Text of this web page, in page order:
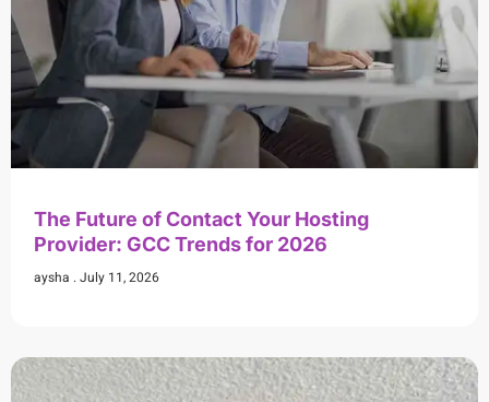
The Future of Contact Your Hosting
Provider: GCC Trends for 2026
aysha July 11, 2026